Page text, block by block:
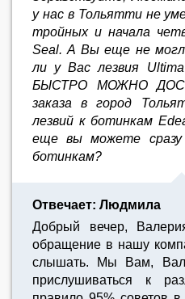
у нас в Тольятти не
тройных и начала
Seal. А Вы еще не
ли у Вас лезвия
БЫСТРО МОЖНО
заказа в город
лезвий к ботинкам
еще вы можете сразу
ботинкам?
Отвечает: Людмила
Добрый вечер,
обращение в нашу
слышать. Мы Вам,
прислушиваться к